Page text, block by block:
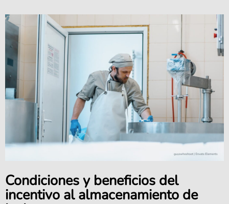
Condiciones y beneficios del
incentivo al almacenamiento de